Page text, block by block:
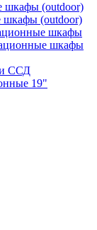
шкафы (outdoor)
шкафы (outdoor)
шкафы
шкафы
ССД
19"